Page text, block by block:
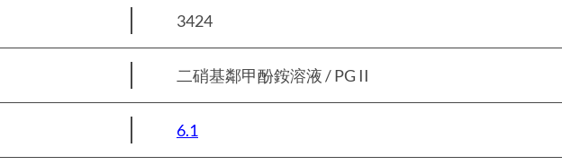
3424
二硝基鄰甲酚銨溶液 / PG II
6.1